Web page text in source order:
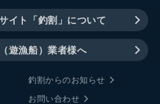
イト「釣割」について
遊漁船）業者様へ
釣割からのお知らせ
お問い合わせ